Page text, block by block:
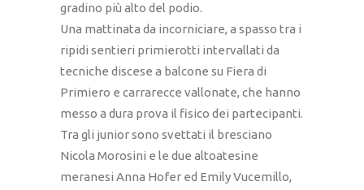
gradino più alto del podio.
Una mattinata da incorniciare, a spasso tra i
ripidi sentieri primierotti intervallati da
tecniche discese a balcone su Fiera di
Primiero e carrarecce vallonate, che hanno
messo a dura prova il fisico dei partecipanti.
Tra gli junior sono svettati il bresciano
Nicola Morosini e le due altoatesine
meranesi Anna Hofer ed Emily Vucemillo,